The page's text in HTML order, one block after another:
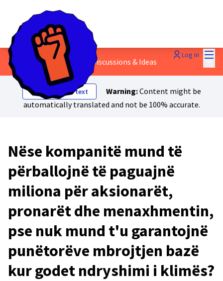
Log in
6 - Rrjetat e sigurisë 💬 Discussions & Ideas Main
Show original text Warning:Content might be
automatically translated and not be 100% accurate.
Nëse kompanitë mund të
përballojnë të paguajnë
miliona për aksionarët,
pronarët dhe menaxhmentin,
pse nuk mund t'u garantojnë
punëtorëve mbrojtjen bazë
kur godet ndryshimi i klimës?